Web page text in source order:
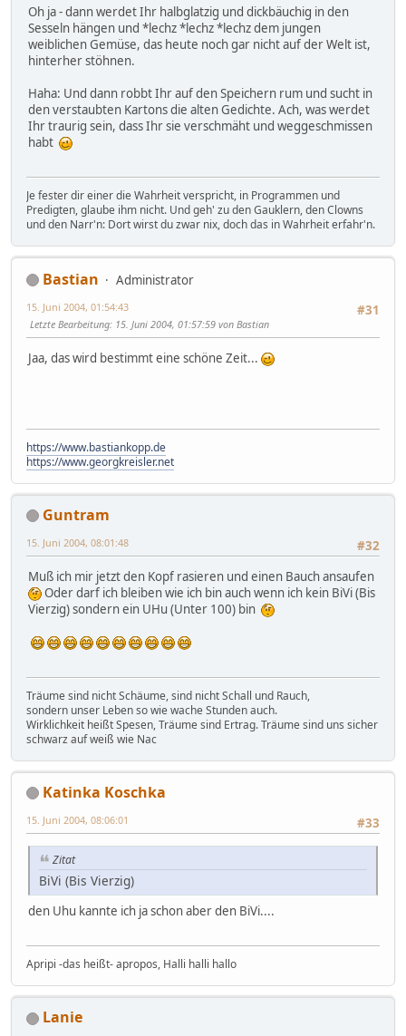
Oh ja - dann werdet Ihr halbglatzig und dickbäuchig in den
Sesseln hängen und *lechz *lechz *lechz dem jungen
weiblichen Gemüse, das heute noch gar nicht auf der Welt ist,
hinterher stöhnen.
Haha: Und dann robbt Ihr auf den Speichern rum und sucht in
den verstaubten Kartons die alten Gedichte. Ach, was werdet
Ihr traurig sein, dass Ihr sie verschmäht und weggeschmissen
habt
Je fester dir einer die Wahrheit verspricht, in Programmen und
Predigten, glaube ihm nicht. Und geh' zu den Gauklern, den Clowns
und den Narr'n: Dort wirst du zwar nix, doch das in Wahrheit erfahr'n.
Bastian
Administrator
#31
15. Juni 2004, 01:54:43
Letzte Bearbeitung: 15. Juni 2004, 01:57:59 von Bastian
Jaa, das wird bestimmt eine schöne Zeit...
https://www.bastiankopp.de
https://www.georgkreisler.net
Guntram
#32
15. Juni 2004, 08:01:48
Muß ich mir jetzt den Kopf rasieren und einen Bauch ansaufen
Oder darf ich bleiben wie ich bin auch wenn ich kein BiVi (Bis
Vierzig) sondern ein UHu (Unter 100) bin
Träume sind nicht Schäume, sind nicht Schall und Rauch,
sondern unser Leben so wie wache Stunden auch.
Wirklichkeit heißt Spesen, Träume sind Ertrag. Träume sind uns sicher
schwarz auf weiß wie Nac
Katinka Koschka
#33
15. Juni 2004, 08:06:01
Zitat
BiVi (Bis Vierzig)
den Uhu kannte ich ja schon aber den BiVi....
Apripi -das heißt- apropos, Halli halli hallo
Lanie